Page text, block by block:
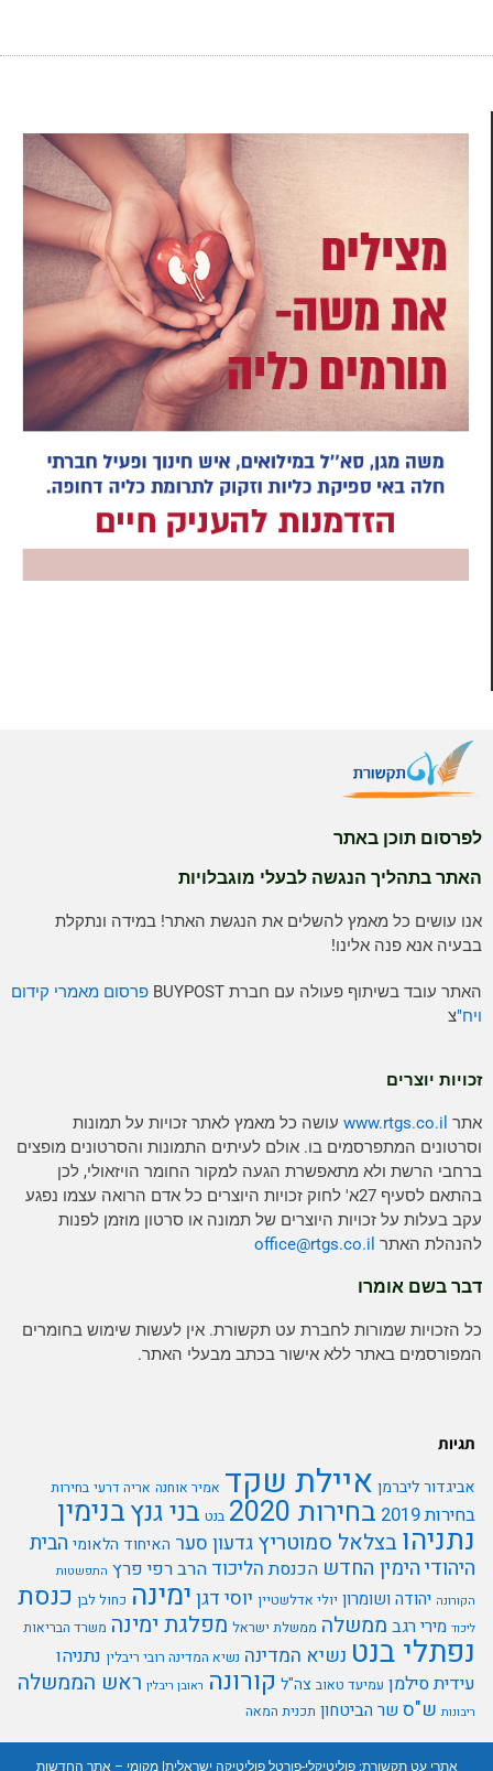
לפרסום תוכן באתר
האתר בתהליך הנגשה לבעלי מוגבלויות
אנו עושים כל מאמץ להשלים את הנגשת האתר! במידה ונתקלת
בבעיה אנא פנה אלינו!
האתר עובד בשיתוף פעולה עם חברת BUYPOST
פרסום מאמרי קידום
ויח"צ
זכויות יוצרים
אתרwww.rtgs.co.ilעושה כל מאמץ לאתר זכויות על תמונות
וסרטונים המתפרסמים בו. אולם לעיתים התמונות והסרטונים מופצים
ברחבי הרשת ולא מתאפשרת הגעה למקור החומר הויזאולי, לכן
בהתאם לסעיף 27א' לחוק זכויות היוצרים כל אדם הרואה עצמו נפגע
עקב בעלות על זכויות היוצרים של תמונה או סרטון מוזמן לפנות
להנהלת האתר
office@rtgs.co.il
דבר בשם אומרו
כל הזכויות שמורות לחברת עט תקשורת. אין לעשות שימוש בחומרים
המפורסמים באתר ללא אישור בכתב מבעלי האתר.
תגיות
אביגדור ליברמןאיילת שקד אמיר אוחנה אריה דרעי בחירות
בחירות 2019 בחירות 2020 בנט בני גנץבנימין
נתניהו בצלאל סמוטריץגדעון סערהאיחוד הלאומיהבית
היהודיהימין החדש הכנסתהליכודהרב רפי פרץ התפשטות
הקורונה יהודה ושומרון יולי אדלשטיין יוסי דגןימינה כחול לבן כנסת
ליכוד מירי רגבממשלה ממשלת ישראל מפלגת ימינה משרד הבריאות
נפתלי בנט נשיא המדינה נשיא המדינה רובי ריבלין נתניהו
עידית סילמן עמיעד טאוב צה"לקורונה ראובן ריבלין ראש הממשלה
ריבונות ש"סשר הביטחון תכנית המאה
אתרי עט תקשורת:פוליטיקלי-פורטל פוליטיקה ישראלית|מקומי – אתר החדשות